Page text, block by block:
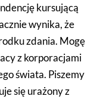
kursującą
wynika, że
zdania. Mogę
z korporacjami
świata. Piszemy
się urażony z